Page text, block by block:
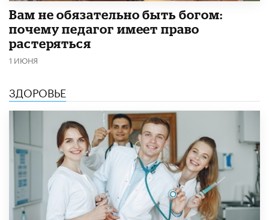
​Вам не обязательно быть богом:
почему педагог имеет право
растеряться
1 ИЮНЯ
ЗДОРОВЬЕ